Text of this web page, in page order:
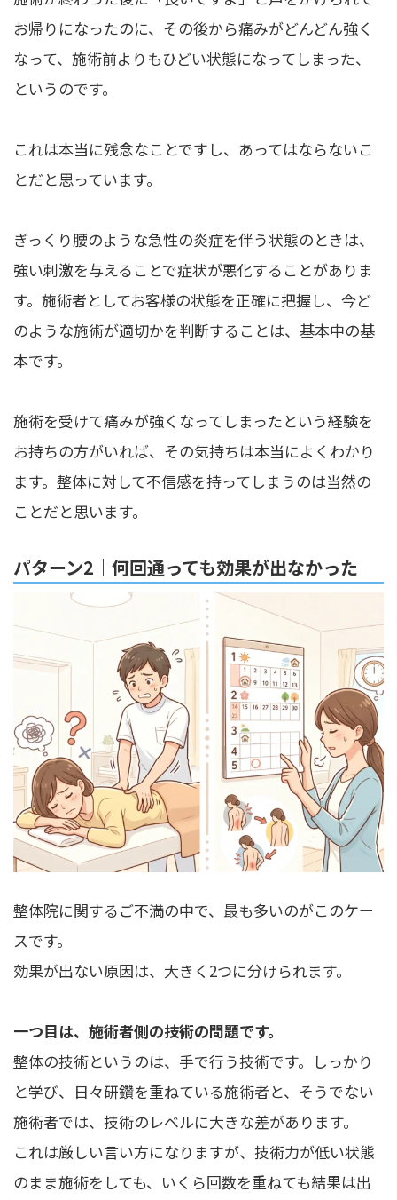
お帰りになったのに、その後から痛みがどんどん強く
なって、施術前よりもひどい状態になってしまった、
というのです。
これは本当に残念なことですし、あってはならないこ
とだと思っています。
ぎっくり腰のような急性の炎症を伴う状態のときは、
強い刺激を与えることで症状が悪化することがありま
す。施術者としてお客様の状態を正確に把握し、今ど
のような施術が適切かを判断することは、基本中の基
本です。
施術を受けて痛みが強くなってしまったという経験を
お持ちの方がいれば、その気持ちは本当によくわかり
ます。整体に対して不信感を持ってしまうのは当然の
ことだと思います。
パターン2｜何回通っても効果が出なかった
整体院に関するご不満の中で、最も多いのがこのケー
スです。
効果が出ない原因は、大きく2つに分けられます。
一つ目は、施術者側の技術の問題です。
整体の技術というのは、手で行う技術です。しっかり
と学び、日々研鑽を重ねている施術者と、そうでない
施術者では、技術のレベルに大きな差があります。
これは厳しい言い方になりますが、技術力が低い状態
のまま施術をしても、いくら回数を重ねても結果は出